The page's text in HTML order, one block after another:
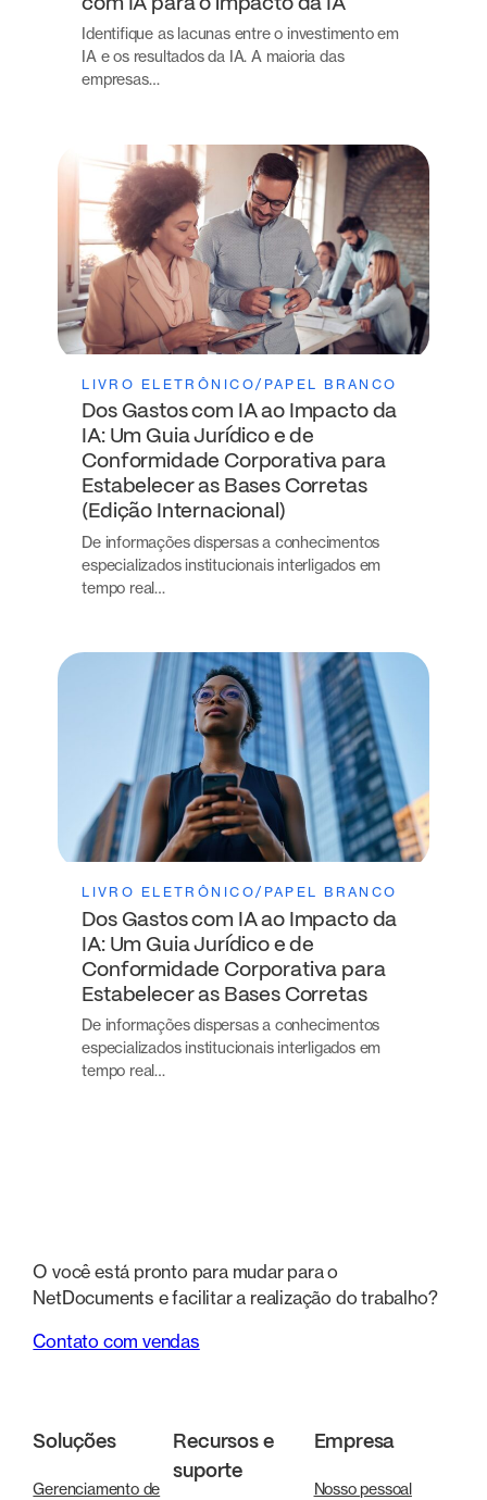
com IA para o impacto da IA
Identifique as lacunas entre o investimento em
IA e os resultados da IA. A maioria das
empresas…
LIVRO ELETRÔNICO/PAPEL BRANCO
Dos Gastos com IA ao Impacto da
IA: Um Guia Jurídico e de
Conformidade Corporativa para
Estabelecer as Bases Corretas
(Edição Internacional)
De informações dispersas a conhecimentos
especializados institucionais interligados em
tempo real…
LIVRO ELETRÔNICO/PAPEL BRANCO
Dos Gastos com IA ao Impacto da
IA: Um Guia Jurídico e de
Conformidade Corporativa para
Estabelecer as Bases Corretas
De informações dispersas a conhecimentos
especializados institucionais interligados em
tempo real…
O você está pronto para mudar para o
NetDocuments e facilitar a realização do trabalho?
Contato com vendas
Soluções
Gerenciamento de
Recursos e
suporte
Empresa
Nosso pessoal